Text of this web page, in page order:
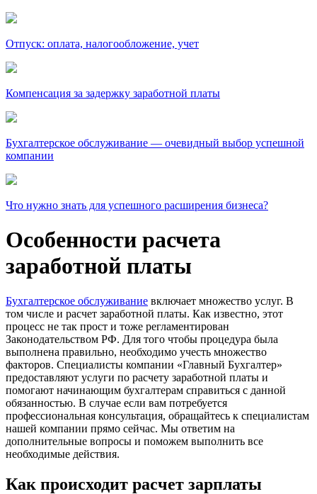
Отпуск: оплата, налогообложение, учет
Компенсация за задержку заработной платы
Бухгалтерское обслуживание — очевидный выбор успешной
компании
Что нужно знать для успешного расширения бизнеса?
Особенности расчета
заработной платы
Бухгалтерское обслуживание включает множество услуг. В
том числе и расчет заработной платы. Как известно, этот
процесс не так прост и тоже регламентирован
Законодательством РФ. Для того чтобы процедура была
выполнена правильно, необходимо учесть множество
факторов. Специалисты компании «Главный Бухгалтер»
предоставляют услуги по расчету заработной платы и
помогают начинающим бухгалтерам справиться с данной
обязанностью. В случае если вам потребуется
профессиональная консультация, обращайтесь к специалистам
нашей компании прямо сейчас. Мы ответим на
дополнительные вопросы и поможем выполнить все
необходимые действия.
Как происходит расчет зарплаты